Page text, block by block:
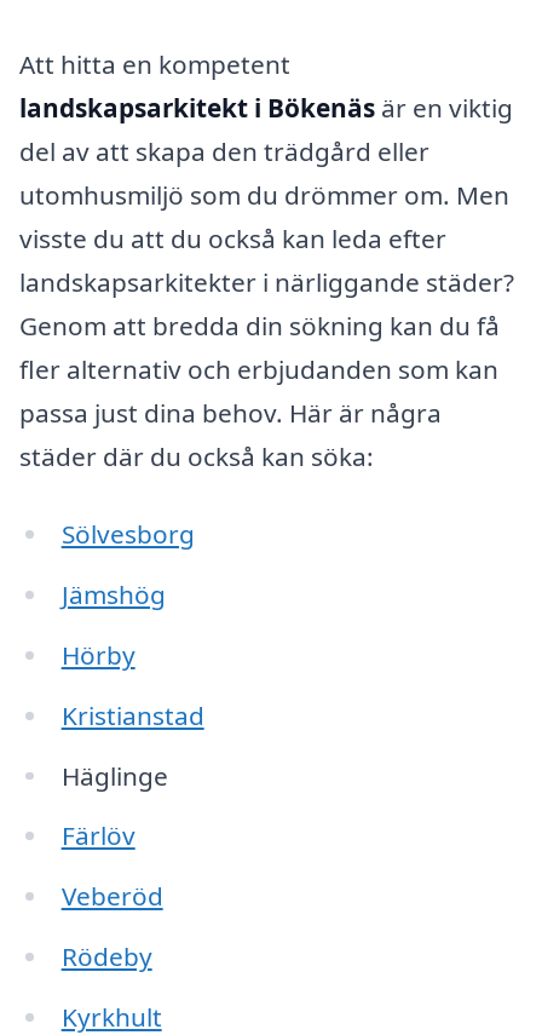
Att hitta en kompetent
landskapsarkitekt i Bökenäs är en viktig
del av att skapa den trädgård eller
utomhusmiljö som du drömmer om. Men
visste du att du också kan leda efter
landskapsarkitekter i närliggande städer?
Genom att bredda din sökning kan du få
fler alternativ och erbjudanden som kan
passa just dina behov. Här är några
städer där du också kan söka:
Sölvesborg
Jämshög
Hörby
Kristianstad
Häglinge
Färlöv
Veberöd
Rödeby
Kyrkhult